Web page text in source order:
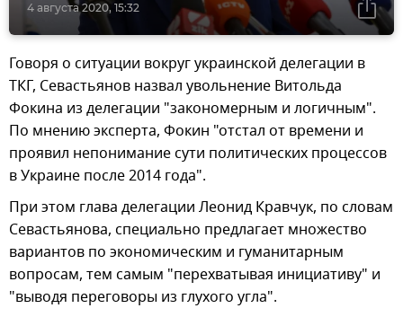
4 августа 2020, 15:32
Говоря о ситуации вокруг украинской делегации в
ТКГ, Севастьянов назвал увольнение Витольда
Фокина из делегации "закономерным и логичным".
По мнению эксперта, Фокин "отстал от времени и
проявил непонимание сути политических процессов
в Украине после 2014 года".
При этом глава делегации Леонид Кравчук, по словам
Севастьянова, специально предлагает множество
вариантов по экономическим и гуманитарным
вопросам, тем самым "перехватывая инициативу" и
"выводя переговоры из глухого угла".